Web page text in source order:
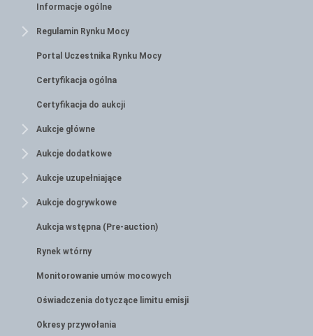
Informacje ogólne
Regulamin Rynku Mocy
Portal Uczestnika Rynku Mocy
Certyfikacja ogólna
Certyfikacja do aukcji
Aukcje główne
Aukcje dodatkowe
Aukcje uzupełniające
Aukcje dogrywkowe
Aukcja wstępna (Pre-auction)
Rynek wtórny
Monitorowanie umów mocowych
Oświadczenia dotyczące limitu emisji
Okresy przywołania